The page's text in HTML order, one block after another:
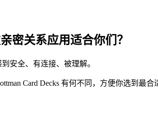
密关系应用适合你们？
安全、有连接、被理解。
Card Decks 有何不同，方便你选到最合